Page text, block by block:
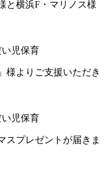
と横浜F・マリノス様
い児保育
様よりご支援いただき
い児保育
スプレゼントが届きま